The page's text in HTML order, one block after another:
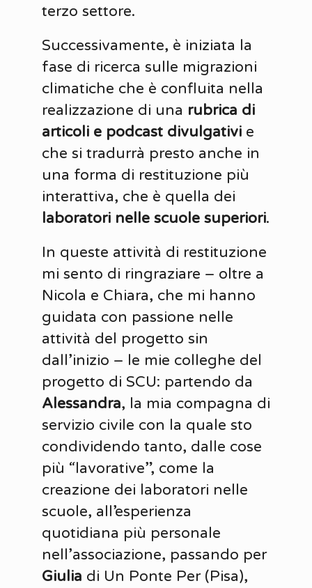
terzo settore.
Successivamente, è iniziata la
fase di ricerca sulle migrazioni
climatiche che è confluita nella
realizzazione di una rubrica di
articoli e podcast divulgativi e
che si tradurrà presto anche in
una forma di restituzione più
interattiva, che è quella dei
laboratori nelle scuole superiori.
In queste attività di restituzione
mi sento di ringraziare – oltre a
Nicola e Chiara, che mi hanno
guidata con passione nelle
attività del progetto sin
dall’inizio – le mie colleghe del
progetto di SCU: partendo da
Alessandra, la mia compagna di
servizio civile con la quale sto
condividendo tanto, dalle cose
più “lavorative”, come la
creazione dei laboratori nelle
scuole, all’esperienza
quotidiana più personale
nell’associazione, passando per
Giulia di Un Ponte Per (Pisa),